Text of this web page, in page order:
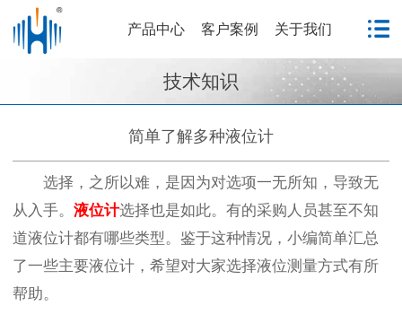
产品中心 客户案例 关于我们
技术知识
简单了解多种液位计
选择，之所以难，是因为对选项一无所知，导致无
从入手。 液位计选择也是如此。有的采购人员甚至不知
道液位计都有哪些类型。鉴于这种情况，小编简单汇总
了一些主要液位计，希望对大家选择液位测量方式有所
帮助。